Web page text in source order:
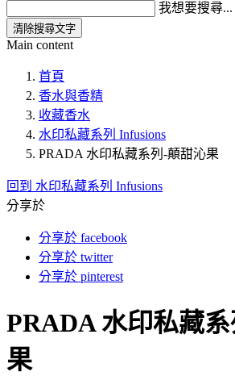
我想要搜尋...
清除搜尋文字
Main content
首頁
香水與香精
收藏香水
水印私藏系列 Infusions
PRADA 水印私藏系列-顛甜沁果
回到 水印私藏系列 Infusions
分享於
分享於 facebook
分享於 twitter
分享於 pinterest
PRADA 水印私藏
果